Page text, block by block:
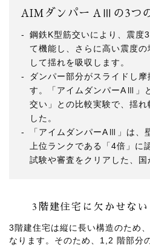
AIMダンパー AⅢの3つ
鋼鉄K型筋交いにより、震度
て機能し、さらに高い震度
して揺れを吸収します。
ダンパー部分がスライドし
す。「アイムダンパーAⅢ」
交い」との比較実験で、揺
した。
「アイムダンパーAⅢ」は、
上位ランクである「4倍」に
試験や審査をクリアした、国
3階建住宅に欠かせない
3階建住宅は縦に長い構造のため
なります。そのため、1,2 階部分